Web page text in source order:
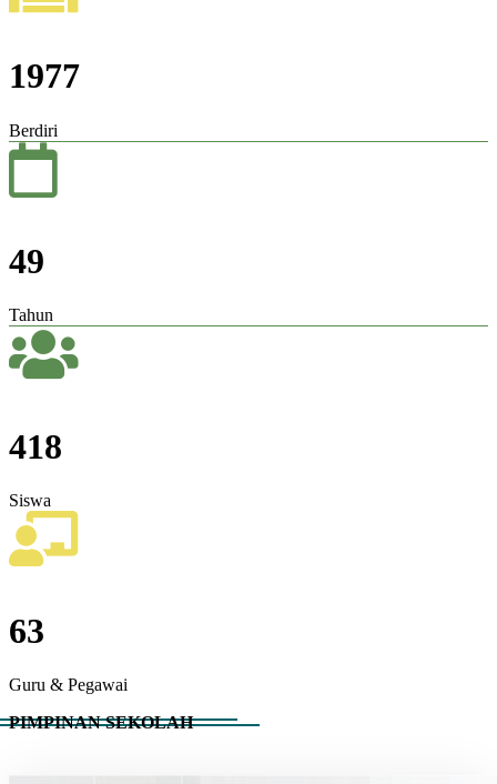
1977
Berdiri
49
Tahun
418
Siswa
63
Guru & Pegawai
PIMPINAN SEKOLAH